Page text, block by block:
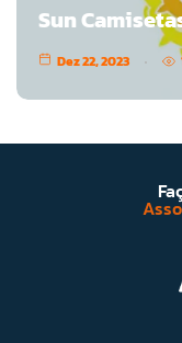
Sun
Dez 22, 2023